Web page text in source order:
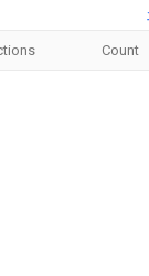
Count